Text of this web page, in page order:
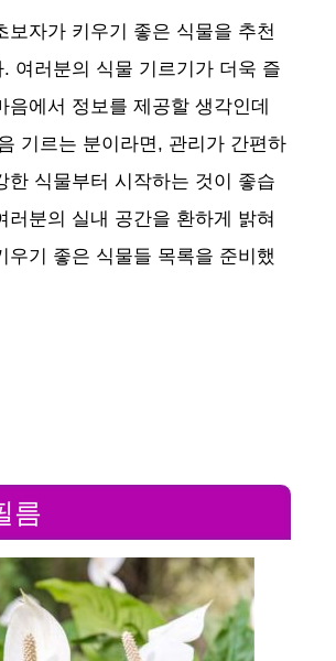
보자가 키우기 좋은 식물을 추천
여러분의 식물 기르기가 더욱 즐
음에서 정보를 제공할 생각인데
기르는 분이라면, 관리가 간편하
한 식물부터 시작하는 것이 좋습
러분의 실내 공간을 환하게 밝혀
우기 좋은 식물들 목록을 준비했
름